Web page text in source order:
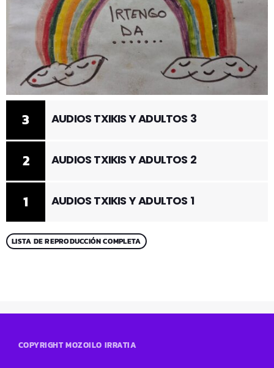
1 AUDIOS TXIKIS Y ADULTOS 1
2 AUDIOS TXIKIS Y ADULTOS 2
3 AUDIOS TXIKIS Y ADULTOS 3
LISTA DE REPRODUCCIÓN COMPLETA
COPYRIGHT MOZOILO IRRATIA